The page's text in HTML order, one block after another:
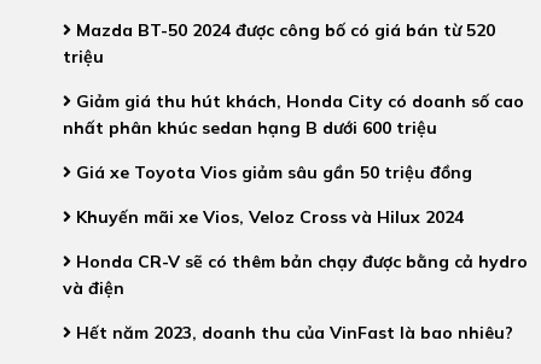
Mazda BT-50 2024 được công bố có giá bán từ 520
triệu
Giảm giá thu hút khách, Honda City có doanh số cao
nhất phân khúc sedan hạng B dưới 600 triệu
Giá xe Toyota Vios giảm sâu gần 50 triệu đồng
Khuyến mãi xe Vios, Veloz Cross và Hilux 2024
Honda CR-V sẽ có thêm bản chạy được bằng cả hydro
và điện
Hết năm 2023, doanh thu của VinFast là bao nhiêu?